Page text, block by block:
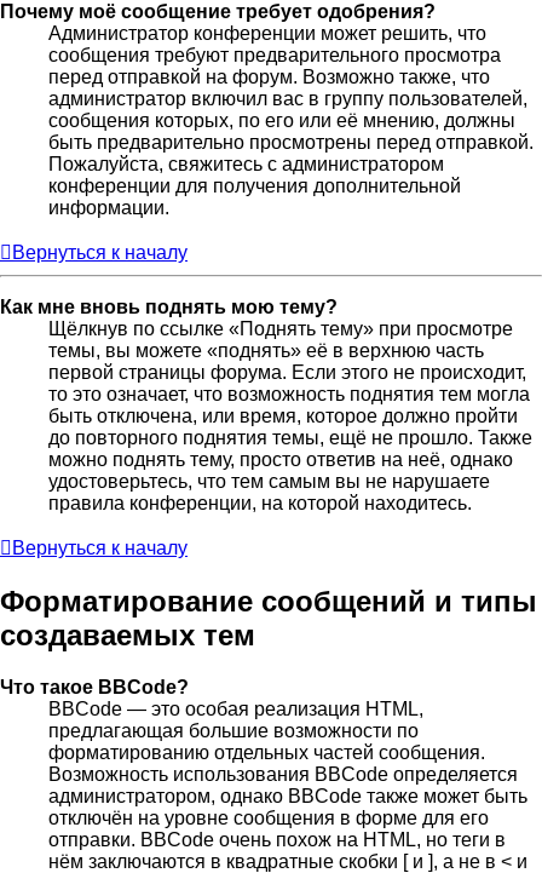
Почему моё сообщение требует одобрения?
Администратор конференции может решить, что
сообщения требуют предварительного просмотра
перед отправкой на форум. Возможно также, что
администратор включил вас в группу пользователей,
сообщения которых, по его или её мнению, должны
быть предварительно просмотрены перед отправкой.
Пожалуйста, свяжитесь с администратором
конференции для получения дополнительной
информации.
Вернуться к началу
Как мне вновь поднять мою тему?
Щёлкнув по ссылке «Поднять тему» при просмотре
темы, вы можете «поднять» её в верхнюю часть
первой страницы форума. Если этого не происходит,
то это означает, что возможность поднятия тем могла
быть отключена, или время, которое должно пройти
до повторного поднятия темы, ещё не прошло. Также
можно поднять тему, просто ответив на неё, однако
удостоверьтесь, что тем самым вы не нарушаете
правила конференции, на которой находитесь.
Вернуться к началу
Форматирование сообщений и типы
создаваемых тем
Что такое BBCode?
BBCode — это особая реализация HTML,
предлагающая большие возможности по
форматированию отдельных частей сообщения.
Возможность использования BBCode определяется
администратором, однако BBCode также может быть
отключён на уровне сообщения в форме для его
отправки. BBCode очень похож на HTML, но теги в
нём заключаются в квадратные скобки [ и ], а не в < и